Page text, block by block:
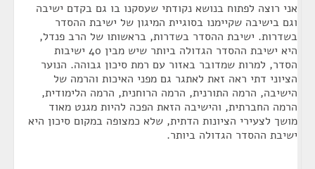
אני רוצה לפתוח בנושא נקודתי שעסקנו בו גם בקדם ישיבה
וגם בישיבה שקיימנו בסוגיית המיגון של ישיבת ההסדר
בשדרות. ישיבת ההסדר בשדרות, בראשותו של הרב פנדל,
היא ישיבת ההסדר הגדולה ביותר שיש מבין 40 ישיבות
הסדר, למרות שמדובר באזור עם רמת סיכון גבוהה. הנוער
הציוני דתי ראה זאת לאתגר גם מפני האיכות והרמה של
הישיבה, הרמה התורנית, הרמה הרוחנית, הרמה הלימודית,
הרמה החברתית, והישיבה הזאת הפכה להיות מגנט מאוד
מושך לצעירי הציונות הדתית, שלא כמצופה במקום סיכון היא
ישיבת ההסדר הגדולה ביותר.